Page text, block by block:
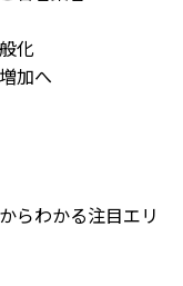
化
加へ
らわかる注目エリ